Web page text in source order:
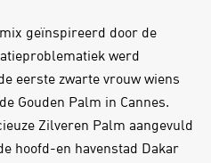
geïnspireerd door de
werd
eerste zwarte vrouw wiens
Gouden Palm in Cannes.
Zilveren Palm aangevuld
hoofd-en havenstad Dakar